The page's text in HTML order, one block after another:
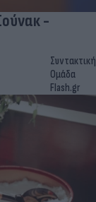
-
Συντακτική
Ομάδα
Flash.gr